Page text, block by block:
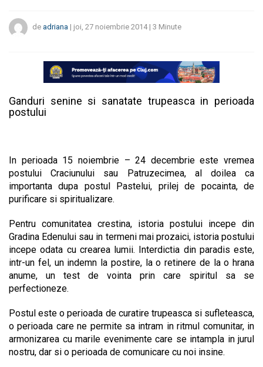
de adriana | joi, 27 noiembrie 2014| 3 Minute
Ganduri senine si sanatate trupeasca in perioada
postului
In perioada 15 noiembrie – 24 decembrie este vremea
postului Craciunului sau Patruzecimea, al doilea ca
importanta dupa postul Pastelui, prilej de pocainta, de
purificare si spiritualizare.
Pentru comunitatea crestina, istoria postului incepe din
Gradina Edenului sau in termeni mai prozaici, istoria postului
incepe odata cu crearea lumii. Interdictia din paradis este,
intr-un fel, un indemn la postire, la o retinere de la o hrana
anume, un test de vointa prin care spiritul sa se
perfectioneze.
Postul este o perioada de curatire trupeasca si sufleteasca,
o perioada care ne permite sa intram in ritmul comunitar, in
armonizarea cu marile evenimente care se intampla in jurul
nostru, dar si o perioada de comunicare cu noi insine.